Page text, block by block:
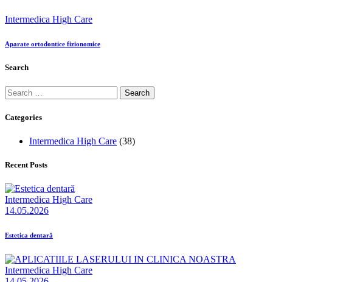
Intermedica High Care
Aparate ortodontice fizionomice
Search
Categories
Intermedica High Care (38)
Recent Posts
Intermedica High Care
14.05.2026
Estetica dentară
Intermedica High Care